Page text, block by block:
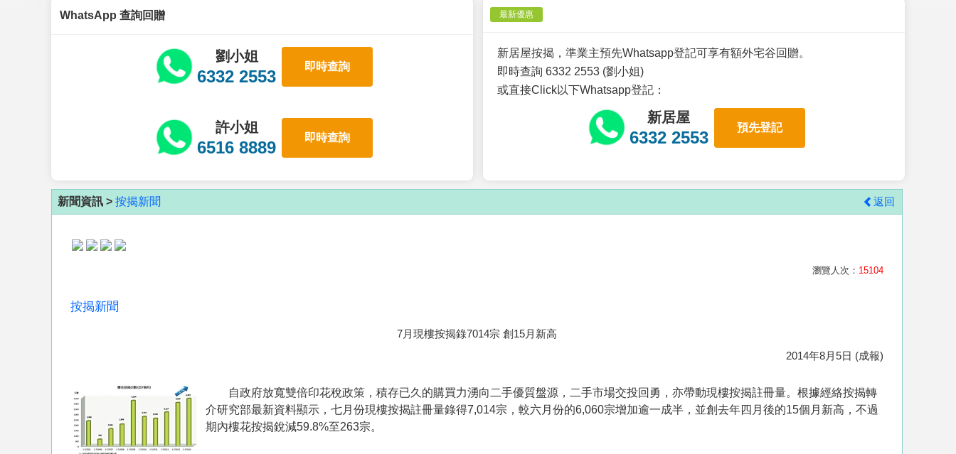
WhatsApp 查詢回贈
劉小姐
6332 2553
即時查詢
許小姐
6516 8889
即時查詢
最新優惠
新居屋按揭，準業主預先Whatsapp登記可享有額外宅谷回贈。
即時查詢 6332 2553 (劉小姐)
或直接Click以下Whatsapp登記：
新居屋
6332 2553
預先登記
新聞資訊 > 按揭新聞 返回
瀏覽人次： 15104
按揭新聞
7月現樓按揭錄7014宗 創15月新高
2014年8月5日 (成報)
自政府放寬雙倍印花稅政策，積存已久的購買力湧向二手優質盤源，二手市場交投回勇，亦帶動現樓按揭註冊量。根據經絡按揭轉
介研究部最新資料顯示，七月份現樓按揭註冊量錄得7,014宗，較六月份的6,060宗增加逾一成半，並創去年四月後的15個月新高，不過
期內樓花按揭銳減59.8%至263宗。